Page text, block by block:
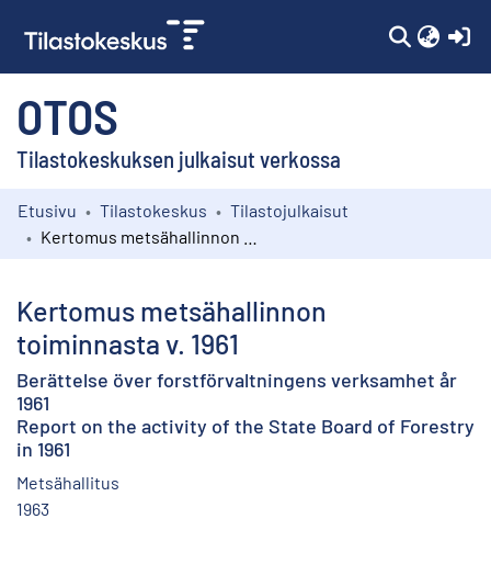
OTOS
Tilastokeskuksen julkaisut verkossa
Kokoelmat
Etusivu Tilastokeskus
Tilastojulkaisut
Kertomus metsähallinnon
toiminnasta v. 1961
Berättelse över forstförvaltningens verksamhet år
1961
Report on the activity of the State Board of Forestry
in 1961
Metsähallitus
1963